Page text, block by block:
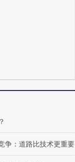
争：道路比技术更重要